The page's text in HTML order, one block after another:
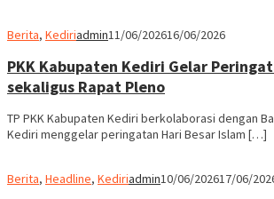
Berita, Kediriadmin11/06/202616/06/2026
PKK Kabupaten Kediri Gelar
sekaligus Rapat Pleno
TP PKK Kabupaten Kediri berkolaborasi dengan
Kediri menggelar peringatan Hari Besar Islam […]
Berita, Headline, Kediriadmin10/06/202617/06/